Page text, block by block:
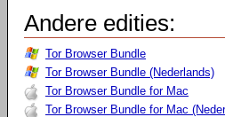
Andere edities:
Tor Browser Bundle
Tor Browser Bundle (Nederlands)
Tor Browser Bundle for Mac
Tor Browser Bundle for Mac